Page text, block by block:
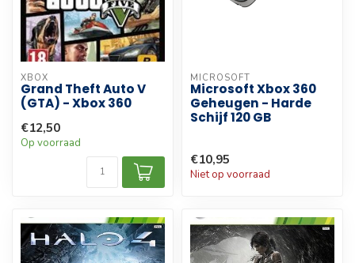
XBOX
Grand Theft Auto V
(GTA) - Xbox 360
€12,50
Op voorraad
MICROSOFT
Microsoft Xbox 360
Geheugen - Harde
Schijf 120 GB
€10,95
Niet op voorraad